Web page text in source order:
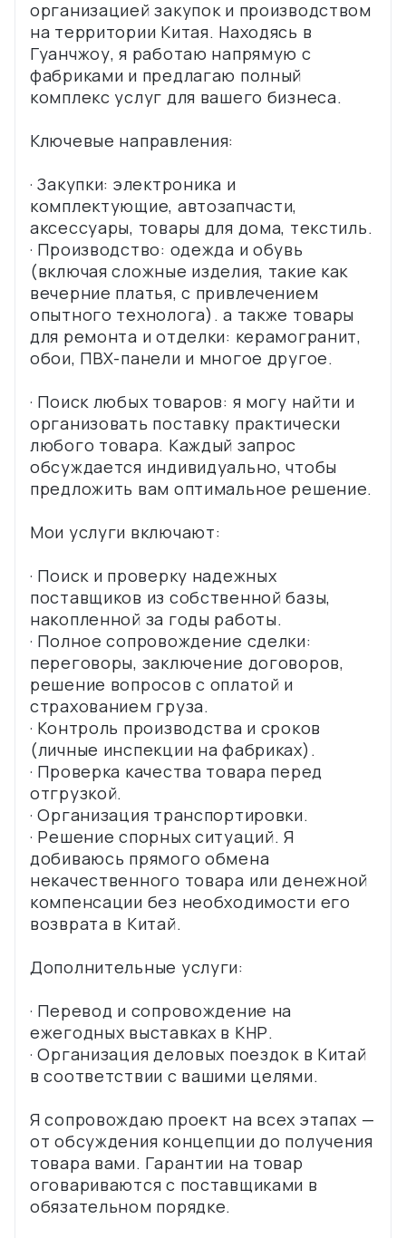
организацией закупок и производством
на территории Китая. Находясь в
Гуанчжоу, я работаю напрямую с
фабриками и предлагаю полный
комплекс услуг для вашего бизнеса.
Ключевые направления:
· Закупки: электроника и
комплектующие, автозапчасти,
аксессуары, товары для дома, текстиль.
· Производство: одежда и обувь
(включая сложные изделия, такие как
вечерние платья, с привлечением
опытного технолога). а также товары
для ремонта и отделки: керамогранит,
обои, ПВХ-панели и многое другое.
· Поиск любых товаров: я могу найти и
организовать поставку практически
любого товара. Каждый запрос
обсуждается индивидуально, чтобы
предложить вам оптимальное решение.
Мои услуги включают:
· Поиск и проверку надежных
поставщиков из собственной базы,
накопленной за годы работы.
· Полное сопровождение сделки:
переговоры, заключение договоров,
решение вопросов с оплатой и
страхованием груза.
· Контроль производства и сроков
(личные инспекции на фабриках).
· Проверка качества товара перед
отгрузкой.
· Организация транспортировки.
· Решение спорных ситуаций. Я
добиваюсь прямого обмена
некачественного товара или денежной
компенсации без необходимости его
возврата в Китай.
Дополнительные услуги:
· Перевод и сопровождение на
ежегодных выставках в КНР.
· Организация деловых поездок в Китай
в соответствии с вашими целями.
Я сопровождаю проект на всех этапах —
от обсуждения концепции до получения
товара вами. Гарантии на товар
оговариваются с поставщиками в
обязательном порядке.